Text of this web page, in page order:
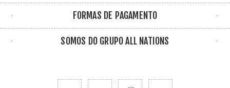
FORMAS DE PAGAMENTO
SOMOS DO GRUPO ALL NATIONS